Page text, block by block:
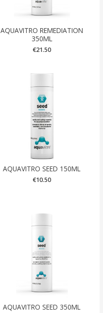
AQUAVITRO REMEDIATION
350ML
€21.50
AQUAVITRO SEED 150ML
€10.50
AQUAVITRO SEED 350ML